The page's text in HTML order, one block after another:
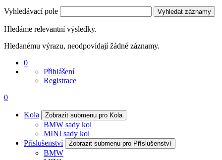
Vyhledávací pole Vyhledat záznamy
Hledáme relevantní výsledky.
Hledanému výrazu, neodpovídají žádné záznamy.
0
Přihlášení
Registrace
0
Kola Zobrazit submenu pro Kola
BMW sady kol
MINI sady kol
Příslušenství
Zobrazit submenu pro Příslušenství
BMW